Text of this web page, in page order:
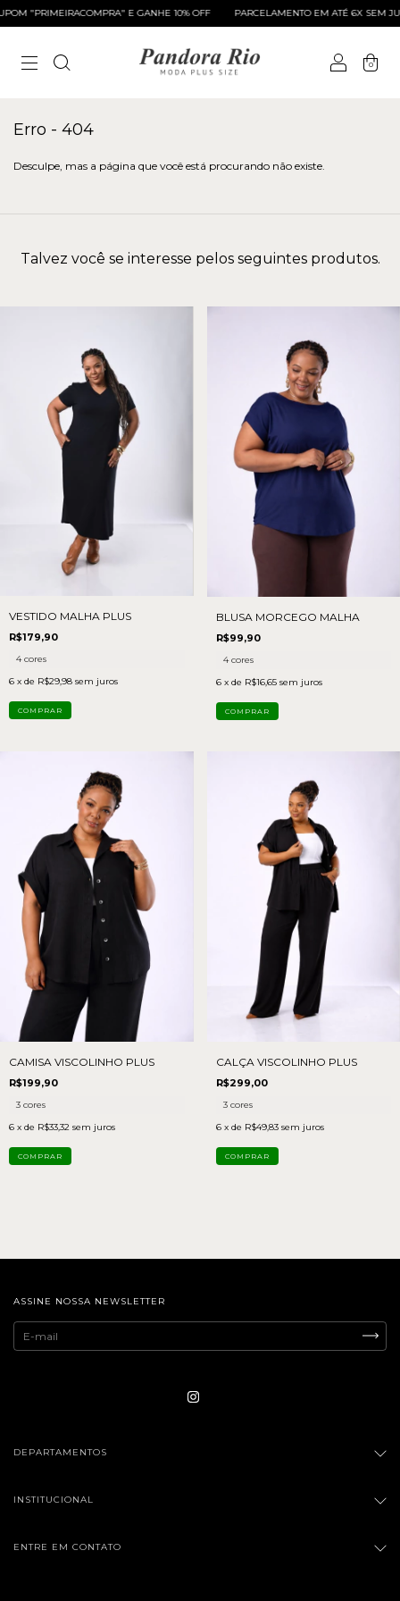
"PRIMEIRACOMPRA" E GANHE 10% OFF PARCELAMENTO EM ATÉ 6X SEM
0
Erro - 404
Desculpe, mas a página que você está procurando não existe.
Talvez você se interesse pelos seguintes produtos.
VESTIDO MALHA PLUS
R$179,90
4 cores
6 x de R$29,98 sem juros
COMPRAR
BLUSA MORCEGO MALHA
R$99,90
4 cores
6 x de R$16,65 sem juros
COMPRAR
CAMISA VISCOLINHO PLUS
R$199,90
3 cores
6 x de R$33,32 sem juros
COMPRAR
CALÇA VISCOLINHO PLUS
R$299,00
3 cores
6 x de R$49,83 sem juros
COMPRAR
ASSINE NOSSA NEWSLETTER
DEPARTAMENTOS
INSTITUCIONAL
ENTRE EM CONTATO